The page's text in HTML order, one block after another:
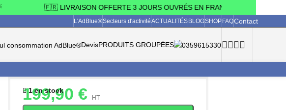
🇫🇷 LIVRAISON OFFERTE 3 JOURS OUVRÉS EN FRANCE
L'AdBlue®Secteurs d'activitéACTUALITÉSBLOGSHOPFAQContact
DevisPRODUITS GROUPÉES
199,90€ HT
1 en stock